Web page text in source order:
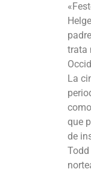
trata
La
que
de